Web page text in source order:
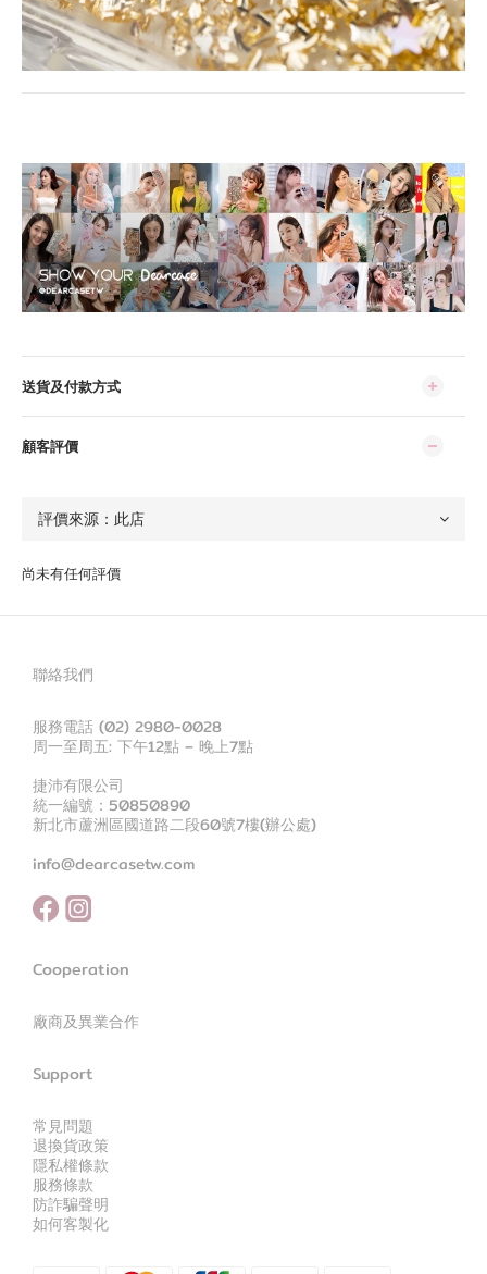
送貨及付款方式
顧客評價
尚未有任何評價
聯絡我們
服務電話 (02) 2980-0028
周一至周五: 下午12點 – 晚上7點
捷沛有限公司
統一編號：50850890
新北市蘆洲區國道路二段60號7樓(辦公處)
info@dearcasetw.com
Cooperation
廠商及異業合作
Support
常見問題
退換貨政策
隱私權條款
服務條款
防詐騙聲明
如何客製化